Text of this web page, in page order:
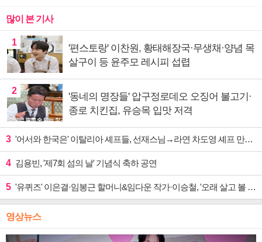
많이 본 기사
1
'편스토랑' 이찬원, 황태해장국·무생채·양념 목
살구이 등 윤주모 레시피 섭렵
2
'동네의 명장들' 압구정로데오 오징어 불고기·
종로 치킨집, 유승목 입맛 저격
3 '어서와 한국은' 이탈리아 셰프들, 선재스님→라연 차도영 셰프 만난다
4 김용빈, '제7회 섬의 날' 기념식 축하 공연
5 '유퀴즈' 이은결·임봉근 할머니&임다운 작가·이승철, '오래 살고 볼 일' 특집 출격
영상뉴스